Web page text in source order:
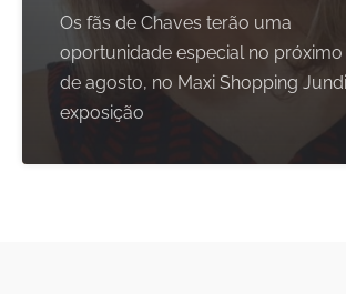
Os fãs de Chaves terão uma
oportunidade especial no próximo
de agosto, no Maxi Shopping
exposição